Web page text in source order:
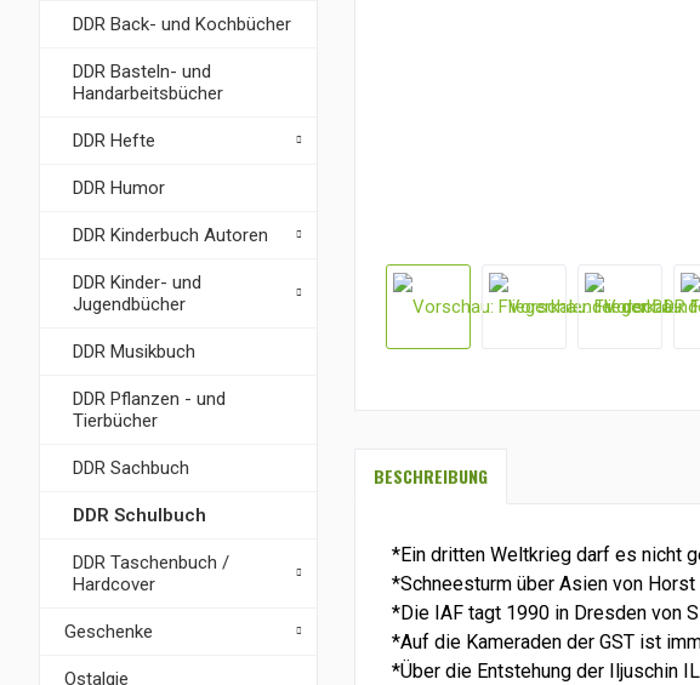
DDR Back- und Kochbücher
DDR Basteln- und
Handarbeitsbücher
DDR Hefte
DDR Humor
DDR Kinderbuch Autoren
DDR Kinder- und
Jugendbücher
DDR Musikbuch
DDR Pflanzen - und
Tierbücher
DDR Sachbuch
DDR Schulbuch
DDR Taschenbuch /
Hardcover
Geschenke
Ostalgie
BESCHREIBUNG
*Ein dritten Weltkrieg darf es nicht
*Schneesturm über Asien von
*Die IAF tagt 1990 in Dresden von
*Auf die Kameraden der GST ist
*Über die Entstehung der Iljuschin